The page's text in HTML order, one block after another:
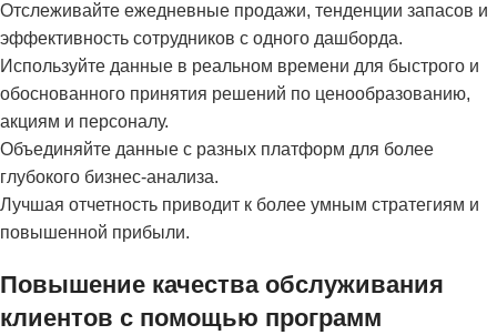
Отслеживайте ежедневные продажи, тенденции запасов и
эффективность сотрудников с одного дашборда.
Используйте данные в реальном времени для быстрого и
обоснованного принятия решений по ценообразованию,
акциям и персоналу.
Объединяйте данные с разных платформ для более
глубокого бизнес-анализа.
Лучшая отчетность приводит к более умным стратегиям и
повышенной прибыли.
Повышение качества обслуживания
клиентов с помощью программ